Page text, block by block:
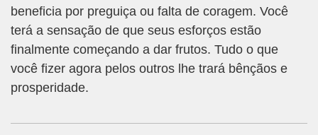
beneficia por preguiça ou falta de coragem. Você
terá a sensação de que seus esforços estão
finalmente começando a dar frutos. Tudo o que
você fizer agora pelos outros lhe trará bênçãos e
prosperidade.